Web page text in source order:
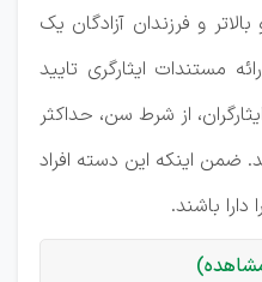
و فرزندان آزادگان یک
مستندات ایثارگری تایید
از شرط سن، حداکثر
ضمن اینکه این دسته افراد
باشند.